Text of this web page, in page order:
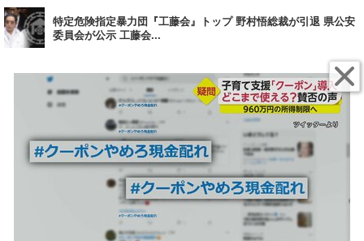
特定危険指定暴力団『工藤会』トップ 野村悟総裁が引退 県公安
委員会が公示 工藤会...